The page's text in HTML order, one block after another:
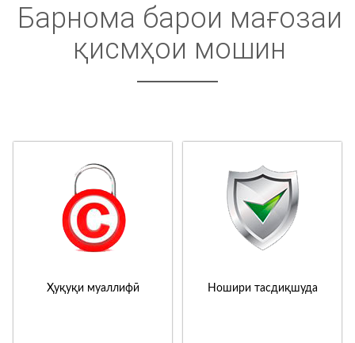
Барнома барои мағозаи
қисмҳои мошин
Ҳуқуқи муаллифӣ Ношири тасдиқшуда